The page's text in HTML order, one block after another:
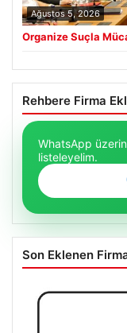
Ağustos 5, 2026
Organize Suçla
Rehbere Firma
WhatsApp
listeleyelim.
Son Eklenen